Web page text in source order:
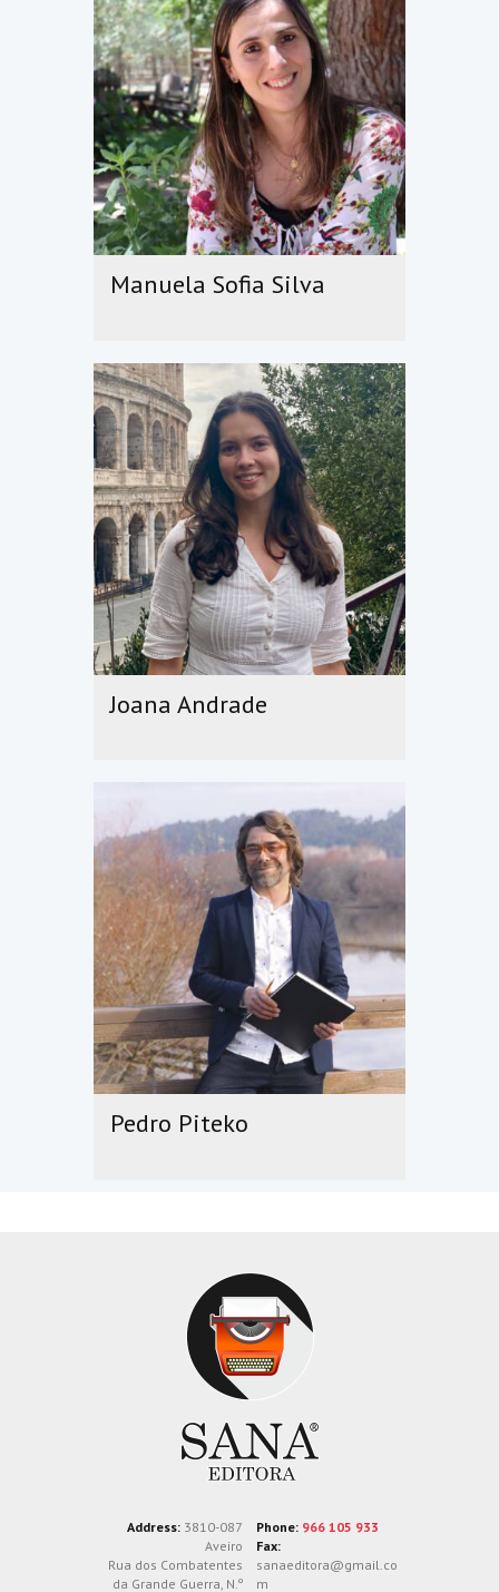
Manuela Sofia Silva
Joana Andrade
Pedro Piteko
Phone: 966 105 933
Fax:
sanaeditora@gmail.co
m
Address: 3810-087
Aveiro
Rua dos Combatentes
da Grande Guerra, N.º